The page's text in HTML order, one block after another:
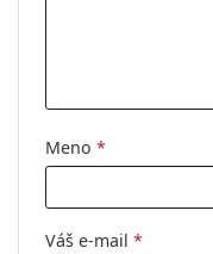
Meno *
Váš e-mail *